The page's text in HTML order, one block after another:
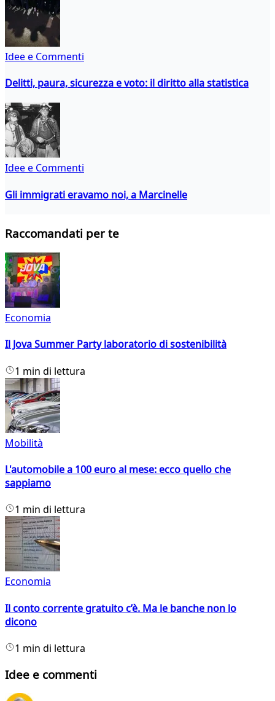
Idee e Commenti
Delitti, paura, sicurezza e voto: il diritto alla statistica
Idee e Commenti
Gli immigrati eravamo noi, a Marcinelle
Raccomandati per te
Economia
Il Jova Summer Party laboratorio di sostenibilità
1 min di lettura
Mobilità
L'automobile a 100 euro al mese: ecco quello che
sappiamo
1 min di lettura
Economia
Il conto corrente gratuito c’è. Ma le banche non lo
dicono
1 min di lettura
Idee e commenti